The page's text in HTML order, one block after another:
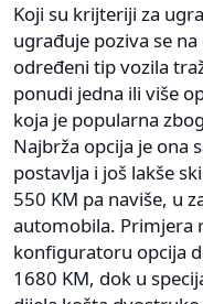
Koji su krijteriji za
ugrađuje poziva se
određeni tip vozila
ponudi jedna ili više
koja je popularna
Najbrža opcija je ona
postavlja i još lakše
550 KM pa naviše, u
automobila. Primjera
konfiguratoru opcija
1680 KM, dok u